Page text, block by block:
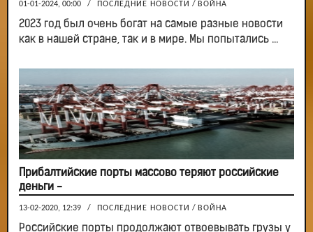
01-01-2024, 00:00 / ПОСЛЕДНИЕ НОВОСТИ / ВОЙНА
2023 год был очень богат на самые разные новости
как в нашей стране, так и в мире. Мы попытались ...
Прибалтийские порты массово теряют российские
деньги -
13-02-2020, 12:39 / ПОСЛЕДНИЕ НОВОСТИ / ВОЙНА
Российские порты продолжают отвоевывать грузы у